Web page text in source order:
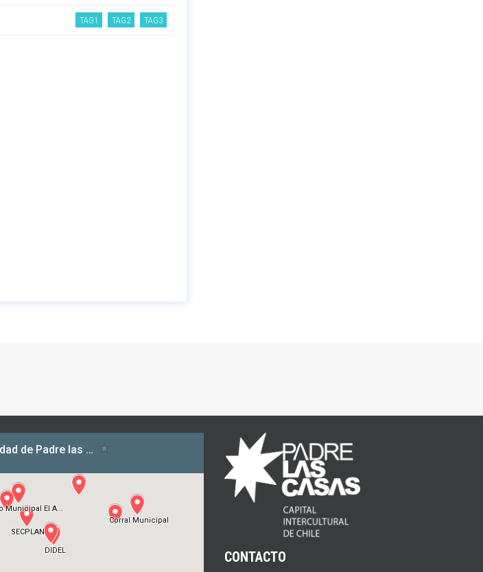
TAG1 TAG2 TAG3
CONTACTO